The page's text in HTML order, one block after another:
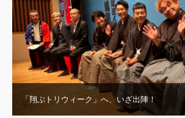
「翔ぶトリウィーク」へ、いざ出陣！